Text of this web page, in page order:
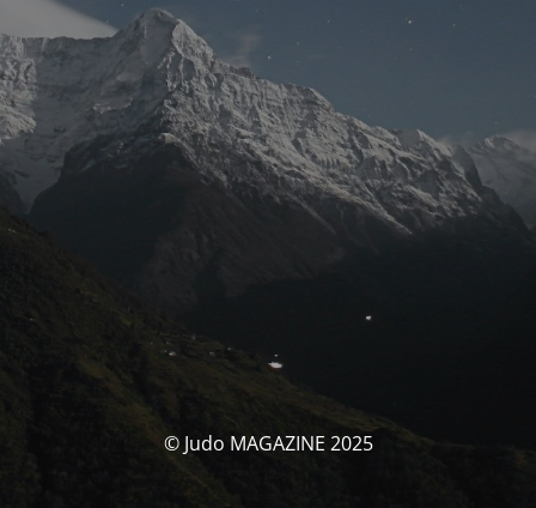
© Judo MAGAZINE 2025